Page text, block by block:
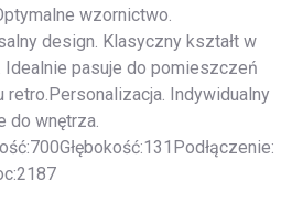
wzornictwo.
design. Klasyczny kształt w
Idealnie pasuje do pomieszczeń
Indywidualny
do wnętrza.